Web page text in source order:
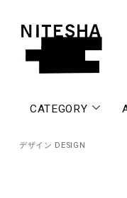
CATEGORY
デザイン DESIGN